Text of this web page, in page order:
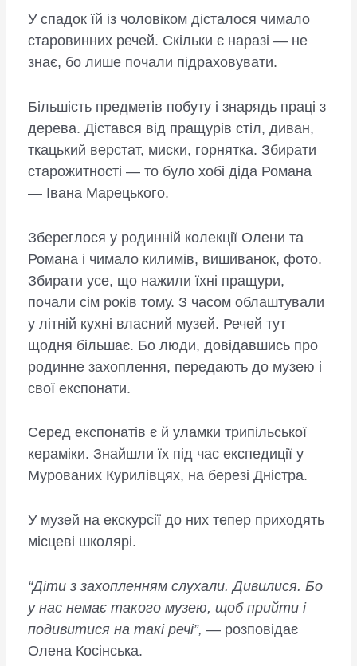
У спадок їй із чоловіком дісталося чимало
старовинних речей. Скільки є наразі — не
знає, бо лише почали підраховувати.
Більшість предметів побуту і знарядь праці з
дерева. Дістався від пращурів стіл, диван,
ткацький верстат, миски, горнятка. Збирати
старожитності — то було хобі діда Романа
— Івана Марецького.
Збереглося у родинній колекції Олени та
Романа і чимало килимів, вишиванок, фото.
Збирати усе, що нажили їхні пращури,
почали сім років тому. З часом облаштували
у літній кухні власний музей. Речей тут
щодня більшає. Бо люди, довідавшись про
родинне захоплення, передають до музею і
свої експонати.
Серед експонатів є й уламки трипільської
кераміки. Знайшли їх під час експедиції у
Мурованих Курилівцях, на березі Дністра.
У музей на екскурсії до них тепер приходять
місцеві школярі.
“Діти з захопленням слухали. Дивилися. Бо
у нас немає такого музею, щоб прийти і
подивитися на такі речі”, — розповідає
Олена Косінська.